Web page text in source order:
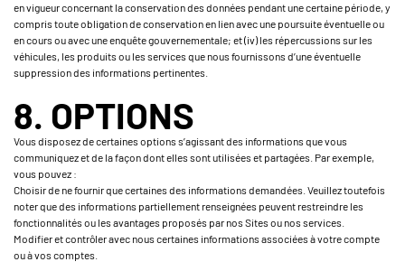
en vigueur concernant la conservation des données pendant une certaine période, y
compris toute obligation de conservation en lien avec une poursuite éventuelle ou
en cours ou avec une enquête gouvernementale; et (iv) les répercussions sur les
véhicules, les produits ou les services que nous fournissons d’une éventuelle
suppression des informations pertinentes.
8. OPTIONS
Vous disposez de certaines options s’agissant des informations que vous
communiquez et de la façon dont elles sont utilisées et partagées. Par exemple,
vous pouvez :
Choisir de ne fournir que certaines des informations demandées. Veuillez toutefois
noter que des informations partiellement renseignées peuvent restreindre les
fonctionnalités ou les avantages proposés par nos Sites ou nos services.
Modifier et contrôler avec nous certaines informations associées à votre compte
ou à vos comptes.